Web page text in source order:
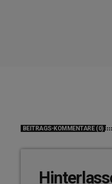
BEITRAGS-KOMMENTARE (0)